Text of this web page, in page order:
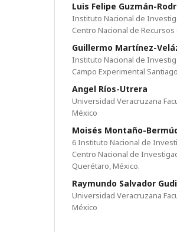
Luis Felipe Guzmán-
Instituto Nacional de
Centro Nacional de Recursos
Guillermo Martínez-
Instituto Nacional de
Campo Experimental
Angel Ríos-Utrera
Universidad Veracruzana
México
Moisés Montaño-
6 Instituto Nacional de
Centro Nacional de
Querétaro, México.
Raymundo Salvador
Universidad Veracruzana
México